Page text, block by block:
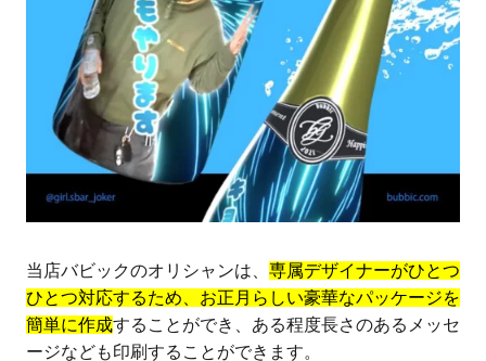
当店バビックのオリシャンは、 専属デザイナーがひとつ
ひとつ対応するため、お正月らしい豪華なパッケージを
簡単に作成することができ、ある程度長さのあるメッセ
ージなども印刷することができます。